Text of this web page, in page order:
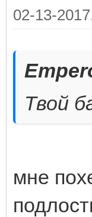
02-13-
Твой
мне